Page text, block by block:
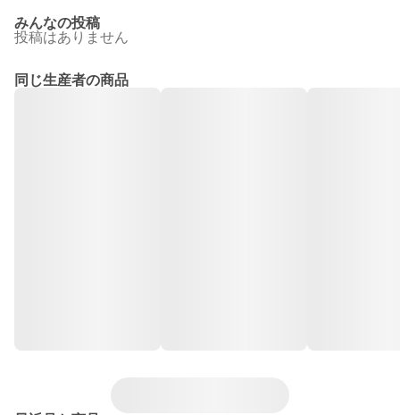
みんなの投稿
投稿はありません
同じ生産者の商品